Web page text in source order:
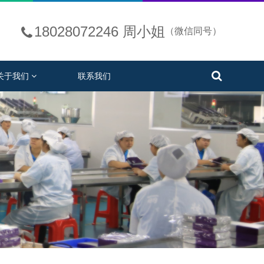
18028072246 周小姐 （微信同号）
于我们 联系我们